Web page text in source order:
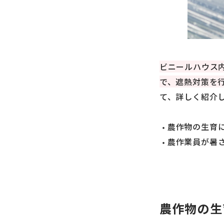
ビニールハウス
で、遮熱対策を
て、詳しく紹介
農作物の生育
農作業員が暑
農作物の